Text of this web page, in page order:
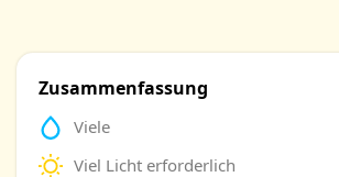
Zusammenfassung
Viele
Viel Licht erforderlich